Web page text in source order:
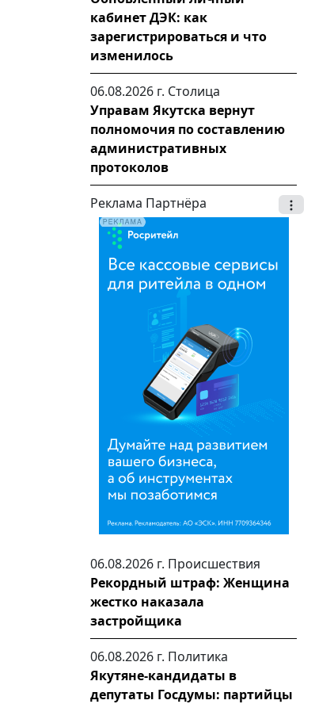
кабинет ДЭК: как
зарегистрироваться и что
изменилось
06.08.2026 г. Столица
Управам Якутска вернут
полномочия по составлению
административных
протоколов
Реклама Партнёра
06.08.2026 г. Происшествия
Рекордный штраф: Женщина
жестко наказала
застройщика
06.08.2026 г. Политика
Якутяне-кандидаты в
депутаты Госдумы: партийцы